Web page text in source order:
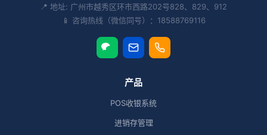
📍 地址: 广州市越秀区环市西路202号828、829、912
📱 咨询热线（微信同号）：18588769116
产品
POS收银系统
进销存管理